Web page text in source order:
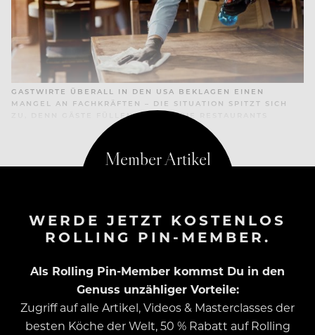
GASTWIRTE ÜBERALL IN DEN USA BEKLAGEN EINEN
MANGEL AN FACHKRÄFTEN – DIE SITUATION SPITZT SICH
ZU, DENN GÄSTE FÜLLEN WIEDER DIE RESTAURANTS
WERDE JETZT KOSTENLOS
ROLLING PIN-MEMBER.
Als Rolling Pin-Member kommst Du in den
Genuss unzähliger Vorteile:
Zugriff auf alle Artikel, Videos & Masterclasses der
besten Köche der Welt, 50 % Rabatt auf Rolling